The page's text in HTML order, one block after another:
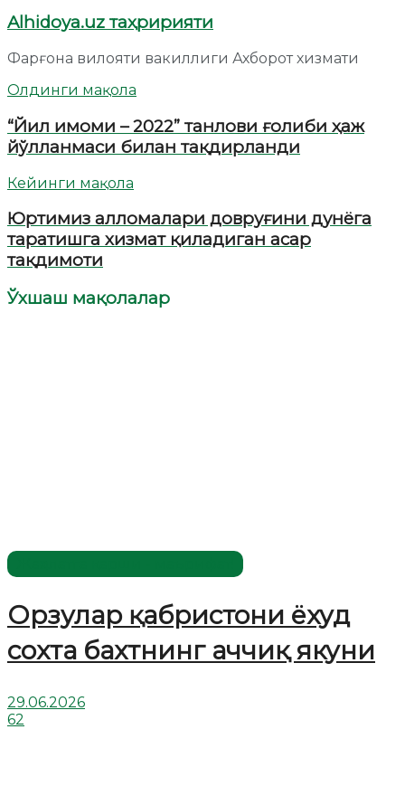
Alhidoya.uz таҳририяти
Фарғона вилояти вакиллиги Ахборот хизмати
Олдинги мақола
“Йил имоми – 2022” танлови ғолиби ҳаж
йўлланмаси билан тақдирланди
Кейинги мақола
Юртимиз алломалари довруғини дунёга
таратишга хизмат қиладиган асар
тақдимоти
Ўхшаш мақолалар
Орзулар қабристони ёхуд
сохта бахтнинг аччиқ якуни
29.06.2026
62